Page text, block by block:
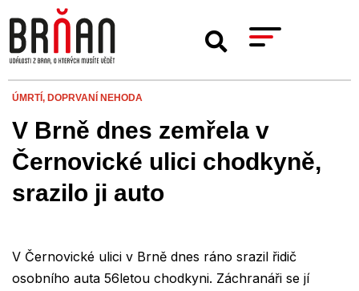
ÚMRTÍ, DOPRVANÍ NEHODA
V Brně dnes zemřela v
Černovické ulici chodkyně,
srazilo ji auto
V Černovické ulici v Brně dnes ráno srazil řidič
osobního auta 56letou chodkyni. Záchranáři se jí